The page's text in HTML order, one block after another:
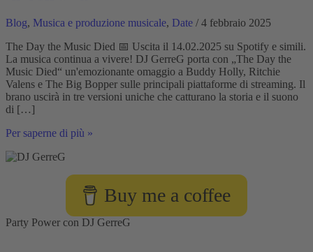
Blog, Musica e produzione musicale, Date / 4 febbraio 2025
The Day the Music Died 📅 Uscita il 14.02.2025 su Spotify e simili.
La musica continua a vivere! DJ GerreG porta con „The Day the
Music Died“ un'emozionante omaggio a Buddy Holly, Ritchie
Valens e The Big Bopper sulle principali piattaforme di streaming. Il
brano uscirà in tre versioni uniche che catturano la storia e il suono
di […]
DJ
presenta:
Died“
Per saperne di più »
Buy me a coffee
Party Power con DJ GerreG